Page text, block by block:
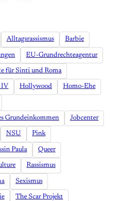
Alltagsrassismus Barbie
EU-Grundrechteagentur
für Sinti und Roma
IV Hollywood Homo-Ehe
Grundeinkommen Jobcenter
NSU Pink
Paula Queer
Rassismus
Sexismus
The Scar Projekt